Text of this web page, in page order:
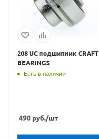
208 UC подшипник CRAFT
BEARINGS
Есть в наличии
490 руб./шт